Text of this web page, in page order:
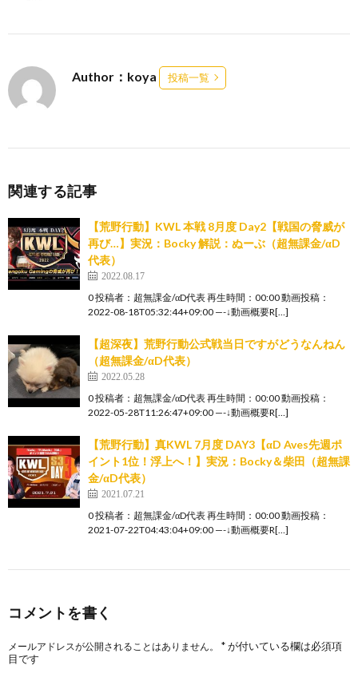
Author：koya 投稿一覧
関連する記事
【荒野行動】KWL 本戦 8月度 Day2【戦国の脅威が
再び…】実況：Bocky 解説：ぬーぶ（超無課金/αD
代表）
2022.08.17
0 投稿者：超無課金/αD代表 再生時間：00:00 動画投稿：
2022-08-18T05:32:44+09:00 —-↓動画概要R[…]
【超深夜】荒野行動公式戦当日ですがどうなんねん
（超無課金/αD代表）
2022.05.28
0 投稿者：超無課金/αD代表 再生時間：00:00 動画投稿：
2022-05-28T11:26:47+09:00 —-↓動画概要R[…]
【荒野行動】真KWL 7月度 DAY3【αD Aves先週ポ
イント1位！浮上へ！】実況：Bocky＆柴田（超無課
金/αD代表）
2021.07.21
0 投稿者：超無課金/αD代表 再生時間：00:00 動画投稿：
2021-07-22T04:43:04+09:00 —-↓動画概要R[…]
コメントを書く
メールアドレスが公開されることはありません。 *が付いている欄は必須項
目です